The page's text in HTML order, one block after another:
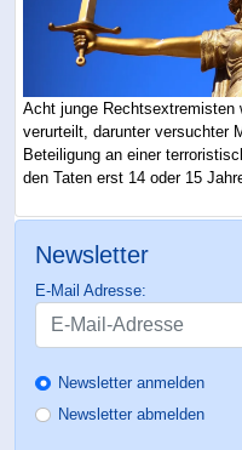
Acht junge Rechtsextremisten
verurteilt, darunter versuchter
Beteiligung an einer
den Taten erst 14 oder 15
Newsletter
E-Mail Adresse:
Newsletter anmelden
Newsletter abmelden